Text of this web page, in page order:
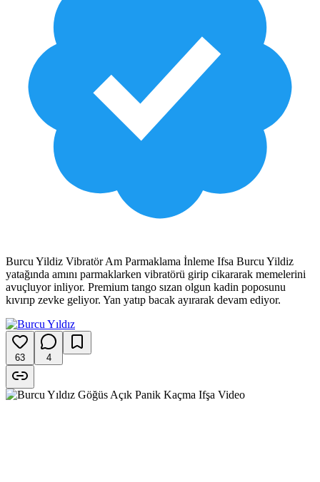
Burcu Yildiz Vibratör Am Parmaklama İnleme Ifsa Burcu Yildiz
yatağında amını parmaklarken vibratörü girip cikararak memelerini
avuçluyor inliyor. Premium tango sızan olgun kadin poposunu
kıvırıp zevke geliyor. Yan yatıp bacak ayırarak devam ediyor.
63 4